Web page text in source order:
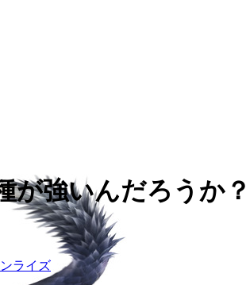
が強いんだろうか？
ライズ